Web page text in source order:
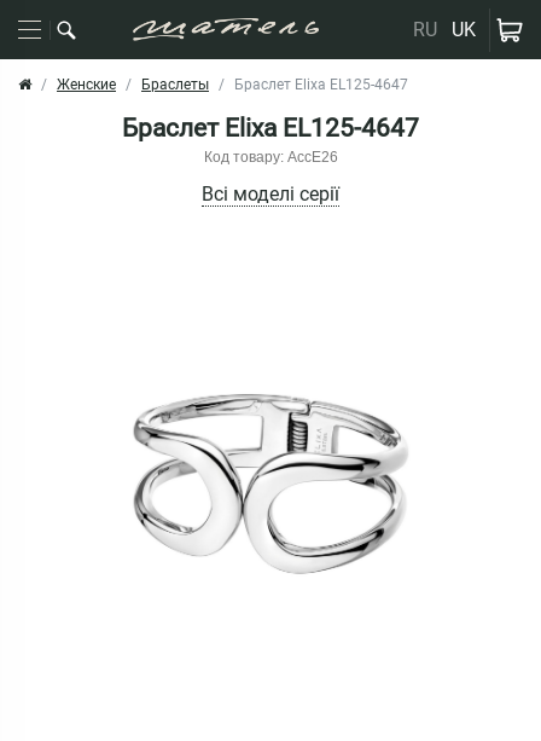
RU UK
Женские Браслеты Браслет Elixa EL125-4647
Браслет Elixa EL125-4647
Код товару: AccE26
Всі моделі серії